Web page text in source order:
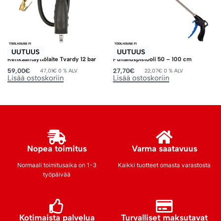
UUTUUS
Renkaantäyttölaite Tvardy 12 bar
59,00€ 47,01€ 0 % ALV
Lisää ostoskoriin
UUTUUS
Puhalluspistooli 50 – 100 cm
27,70€ 22,07€ 0 % ALV
Lisää ostoskoriin
Nopea toimitus
Normaali toimitusaika on 1-3
työpäivää
Varma saatavuus
Kaikki tuotteet omasta varastosta
Kotimaista palvelua Turvalliset maksutavat